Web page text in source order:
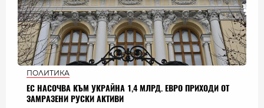
ПОЛИТИКА
ЕС НАСОЧВА КЪМ УКРАЙНА 1,4 МЛРД. ЕВРО ПРИХОДИ ОТ
ЗАМРАЗЕНИ РУСКИ АКТИВИ